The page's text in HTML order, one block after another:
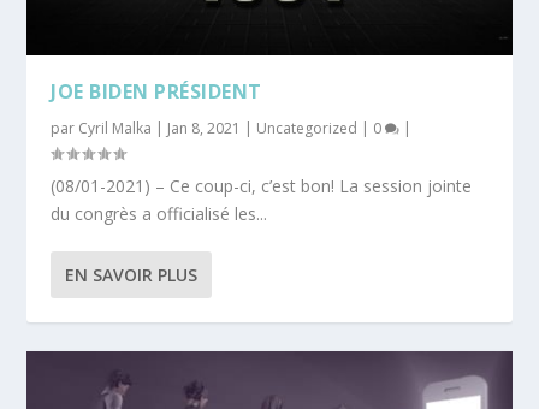
JOE BIDEN PRÉSIDENT
par Cyril Malka | Jan 8, 2021 | Uncategorized | 0 |
(08/01-2021) – Ce coup-ci, c’est bon! La session jointe
du congrès a officialisé les...
EN SAVOIR PLUS